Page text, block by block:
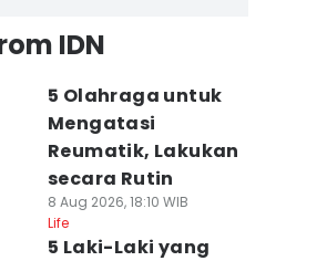
IDN
5 Olahraga untuk
Mengatasi
Reumatik, Lakukan
secara Rutin
8 Aug 2026, 18:10 WIB
Life
5 Laki-Laki yang